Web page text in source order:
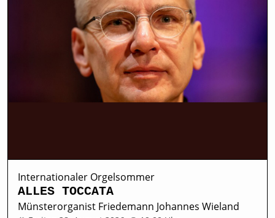
Internationaler Orgelsommer
ALLES TOCCATA
Münsterorganist Friedemann Johannes Wieland